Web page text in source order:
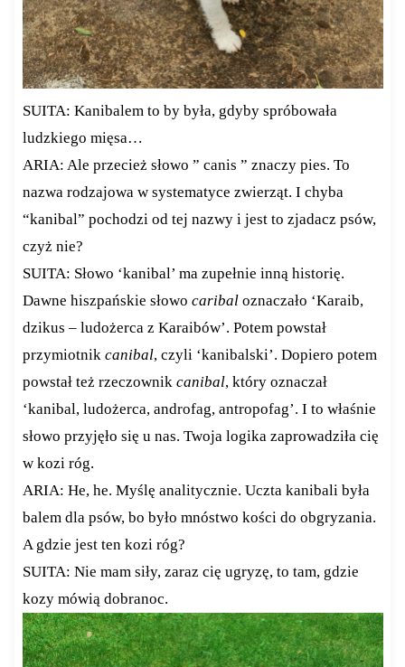
SUITA: Kanibalem to by była, gdyby spróbowała
ludzkiego mięsa…
ARIA: Ale przecież słowo ” canis ” znaczy pies. To
nazwa rodzajowa w systematyce zwierząt. I chyba
“kanibal” pochodzi od tej nazwy i jest to zjadacz psów,
czyż nie?
SUITA: Słowo ‘kanibal’ ma zupełnie inną historię.
Dawne hiszpańskie słowo caribaloznaczało ‘Karaib,
dzikus – ludożerca z Karaibów’. Potem powstał
przymiotnik canibal, czyli ‘kanibalski’. Dopiero potem
powstał też rzeczownik canibal, który oznaczał
‘kanibal, ludożerca, androfag, antropofag’. I to właśnie
słowo przyjęło się u nas. Twoja logika zaprowadziła cię
w kozi róg.
ARIA: He, he. Myślę analitycznie. Uczta kanibali była
balem dla psów, bo było mnóstwo kości do obgryzania.
A gdzie jest ten kozi róg?
SUITA: Nie mam siły, zaraz cię ugryzę, to tam, gdzie
kozy mówią dobranoc.